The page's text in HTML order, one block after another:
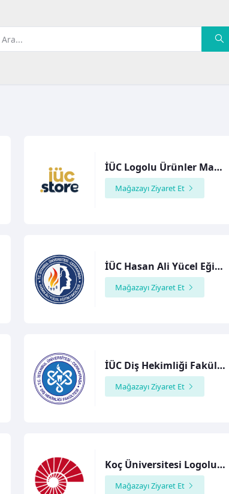
İÜC Logolu Ürünler Mağazası
Mağazayı Ziyaret Et
İÜC Hasan Ali Yücel Eğitim Fakültesi
Mağazayı Ziyaret Et
İÜC Diş Hekimliği Fakültesi
Mağazayı Ziyaret Et
Koç Üniversitesi Logolu Ürünler Mağazası
Mağazayı Ziyaret Et